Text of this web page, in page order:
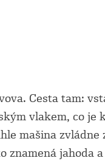
Cesta tam:
vlakem, co je
mašina zvládne
znamená jahoda